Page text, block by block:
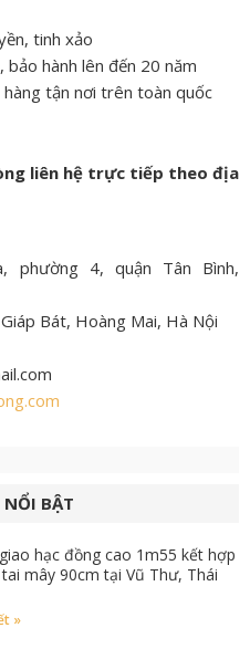
tinh xảo
hành lên đến 20 năm
tận nơi trên toàn quốc
liên hệ trực tiếp theo địa
phường 4, quận Tân Bình,
Bát, Hoàng Mai, Hà Nội
NỔI BẬT
hạc đồng cao 1m55 kết hợp
mây 90cm tại Vũ Thư, Thái
»